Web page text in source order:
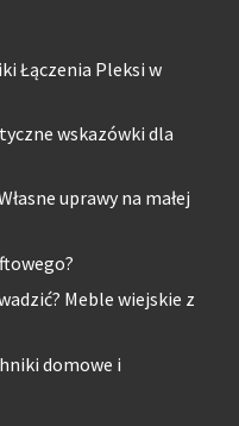
Łączenia Pleksi w
wskazówki dla
uprawy na małej
Meble wiejskie z
domowe i